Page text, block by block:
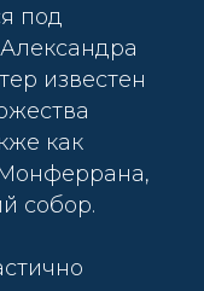
под
известен
как
собор.